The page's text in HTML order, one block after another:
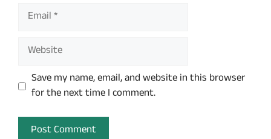
Email
Website
Save my name, email, and website in this browser
for the next time I comment.